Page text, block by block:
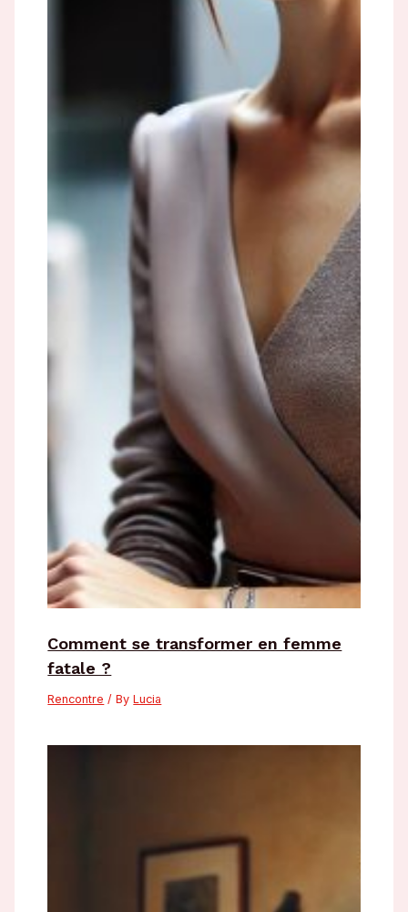
Comment se transformer en femme
fatale ?
Rencontre / ByLucia